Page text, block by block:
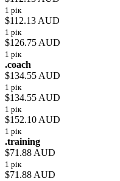
1 рік
$112.13 AUD
1 рік
$126.75 AUD
1 рік
.coach
$134.55 AUD
1 рік
$134.55 AUD
1 рік
$152.10 AUD
1 рік
.training
$71.88 AUD
1 рік
$71.88 AUD